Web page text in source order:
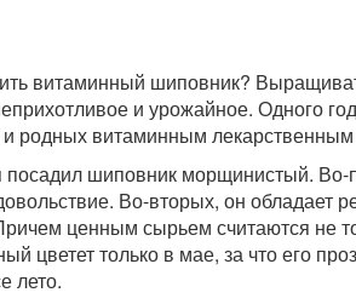
витаминный шиповник?
и урожайное. Одного
и родных витаминным
посадил шиповник морщинистый.
Во-вторых, он обладает
ценным сырьем считаются не
цветет только в мае, за что его
лето.